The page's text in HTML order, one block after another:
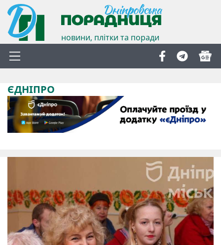
новини, плітки та поради
ЄДНІПРО